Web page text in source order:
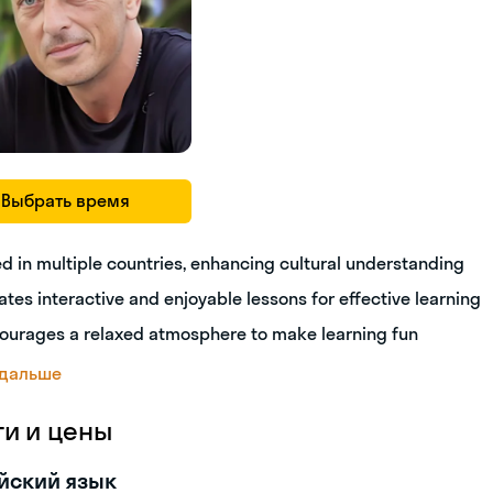
Выбрать время
in multiple countries, enhancing cultural understanding
interactive and enjoyable lessons for effective learning
a relaxed atmosphere to make learning fun
и цены
язык